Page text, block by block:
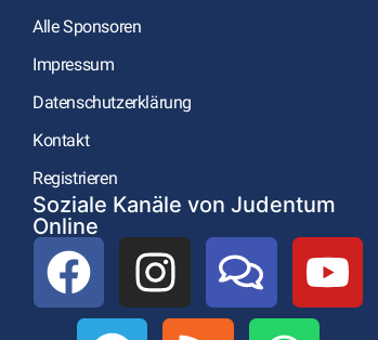
Alle Sponsoren
Impressum
Datenschutzerklärung
Kontakt
Registrieren
Soziale Kanäle von Judentum
Online